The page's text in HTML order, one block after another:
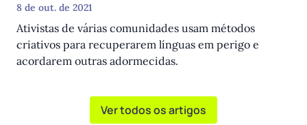
8 de out. de 2021
Ativistas de várias comunidades usam métodos
criativos para recuperarem línguas em perigo e
acordarem outras adormecidas.
Ver todos os artigos